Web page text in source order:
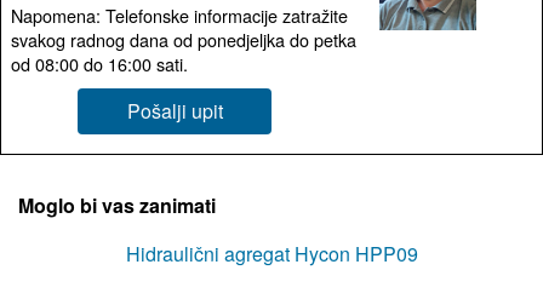
Napomena: Telefonske informacije zatražite
svakog radnog dana od ponedjeljka do petka
od 08:00 do 16:00 sati.
Pošalji upit
Moglo bi vas zanimati
Hidraulični agregat Hycon HPP09